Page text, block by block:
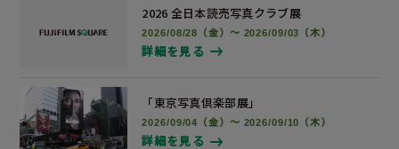
2026 全日本読売写真クラブ展
2026/08/28（金）～ 2026/09/03（木）
詳細を見る
「東京写真倶楽部展」
2026/09/04（金）～ 2026/09/10（木）
詳細を見る